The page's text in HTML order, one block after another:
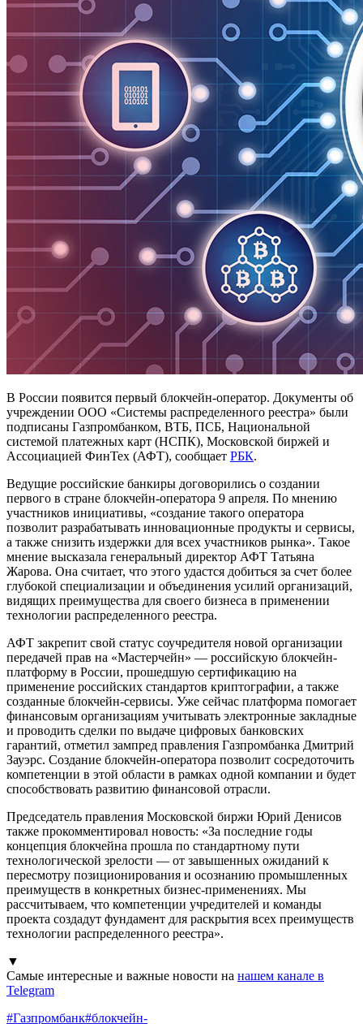
В России появится первый блокчейн-оператор. Документы об
учреждении ООО «Системы распределенного реестра» были
подписаны Газпромбанком, ВТБ, ПСБ, Национальной
системой платежных карт (НСПК), Московской биржей и
Ассоциацией ФинТех (АФТ), сообщает РБК.
Ведущие российские банкиры договорились о создании
первого в стране блокчейн-оператора 9 апреля. По мнению
участников инициативы, «создание такого оператора
позволит разрабатывать инновационные продукты и сервисы,
а также снизить издержки для всех участников рынка». Такое
мнение высказала генеральный директор АФТ Татьяна
Жарова. Она считает, что этого удастся добиться за счет более
глубокой специализации и объединения усилий организаций,
видящих преимущества для своего бизнеса в применении
технологии распределенного реестра.
АФТ закрепит свой статус соучредителя новой организации
передачей прав на «Мастерчейн» — российскую блокчейн-
платформу в России, прошедшую сертификацию на
применение российских стандартов криптографии, а также
созданные блокчейн-сервисы. Уже сейчас платформа помогает
финансовым организациям учитывать электронные закладные
и проводить сделки по выдаче цифровых банковских
гарантий, отметил зампред правления Газпромбанка Дмитрий
Зауэрс. Создание блокчейн-оператора позволит сосредоточить
компетенции в этой области в рамках одной компании и будет
способствовать развитию финансовой отрасли.
Председатель правления Московской биржи Юрий Денисов
также прокомментировал новость: «За последние годы
концепция блокчейна прошла по стандартному пути
технологической зрелости — от завышенных ожиданий к
пересмотру позиционирования и осознанию промышленных
преимуществ в конкретных бизнес-применениях. Мы
рассчитываем, что компетенции учредителей и команды
проекта создадут фундамент для раскрытия всех преимуществ
технологии распределенного реестра».
▼
Самые интересные и важные новости на нашем канале в
Telegram
#Газпромбанк#блокчейн-